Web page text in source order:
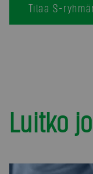
Tilaa S-
Luitko